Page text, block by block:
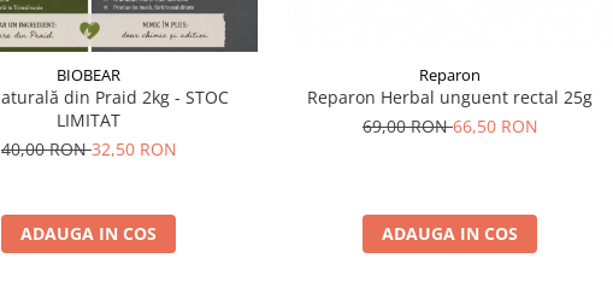
BIOBEAR
din Praid 2kg - STOC
LIMITAT
40,00 RON32,50 RON
ADAUGA IN COS
Reparon
Reparon Herbal unguent rectal 25g
69,00 RON66,50 RON
ADAUGA IN COS